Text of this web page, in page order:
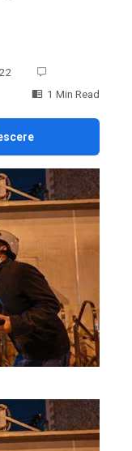
1 Min Read